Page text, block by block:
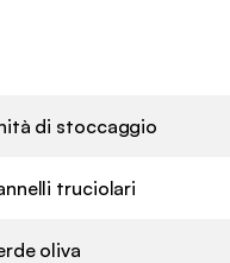
di stoccaggio
truciolari
oliva